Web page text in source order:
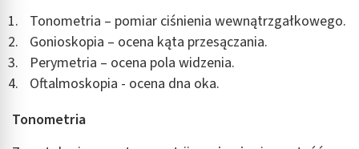
Tonometria – pomiar ciśnienia wewnątrzgałkowego.
Gonioskopia – ocena kąta przesączania.
Perymetria – ocena pola widzenia.
Oftalmoskopia - ocena dna oka.
Tonometria